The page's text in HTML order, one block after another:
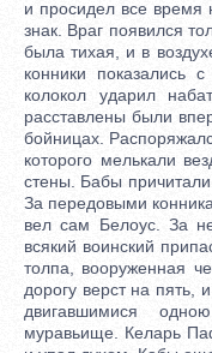
и просидел все время
знак. Враг появился
была тихая, и в
конники показались
колокол ударил
расставлены были
бойницах.
которого мелькали
стены. Бабы причитали
За передовыми
вел сам Белоус. За
всякий воинский
толпа, вооруженная
дорогу верст на пять,
двигавшимися
муравьище. Келарь